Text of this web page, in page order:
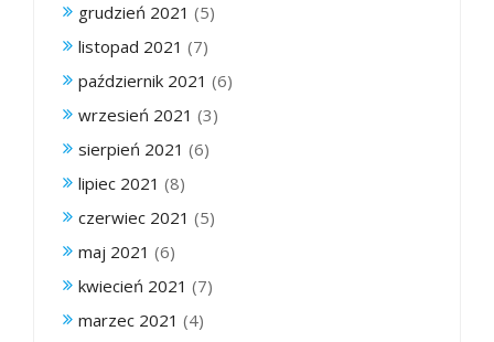
grudzień 2021 (5)
listopad 2021 (7)
październik 2021 (6)
wrzesień 2021 (3)
sierpień 2021 (6)
lipiec 2021 (8)
czerwiec 2021 (5)
maj 2021 (6)
kwiecień 2021 (7)
marzec 2021 (4)